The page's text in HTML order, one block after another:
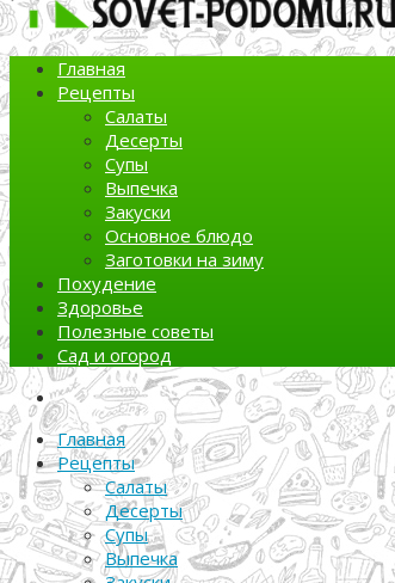
Главная
Рецепты
Салаты
Десерты
Супы
Выпечка
Закуски
Основное блюдо
Заготовки на зиму
Похудение
Здоровье
Полезные советы
Сад и огород
Главная
Рецепты
Салаты
Десерты
Супы
Выпечка